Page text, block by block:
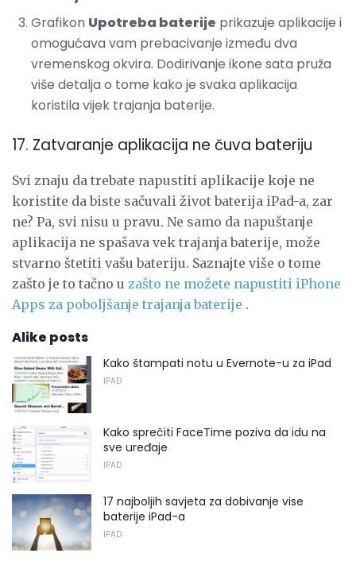
Grafikon Upotreba baterije prikazuje aplikacije i
omogućava vam prebacivanje između dva
vremenskog okvira. Dodirivanje ikone sata pruža
više detalja o tome kako je svaka aplikacija
koristila vijek trajanja baterije.
17. Zatvaranje aplikacija ne čuva bateriju
Svi znaju da trebate napustiti aplikacije koje ne
koristite da biste sačuvali život baterija iPad-a, zar
ne? Pa, svi nisu u pravu. Ne samo da napuštanje
aplikacija ne spašava vek trajanja baterije, može
stvarno štetiti vašu bateriju. Saznajte više o tome
zašto je to tačno u zašto ne možete napustiti iPhone
Apps za poboljšanje trajanja baterije .
Alike posts
Kako štampati notu u Evernote-u za iPad
IPAD
Kako sprečiti FaceTime poziva da idu na
sve uređaje
IPAD
17 najboljih savjeta za dobivanje vise
baterije iPad-a
IPAD